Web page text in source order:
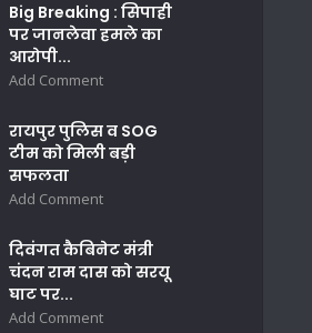
Big Breaking : सिपाही
पर जानलेवा हमले का
आरोपी...
Add Comment
रायपुर पुलिस व SOG
टीम को मिली बड़ी
सफलता
Add Comment
दिवंगत कैबिनेट मंत्री
चंदन राम दास को सरयू
घाट पर...
Add Comment